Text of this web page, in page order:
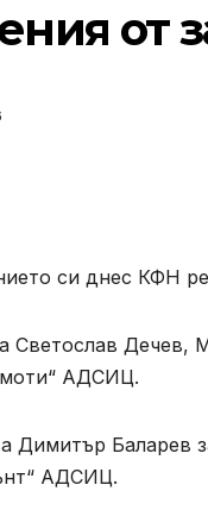
от
си днес КФН
Светослав Дечев,
АДСИЦ.
Димитър Баларев
АДСИЦ.